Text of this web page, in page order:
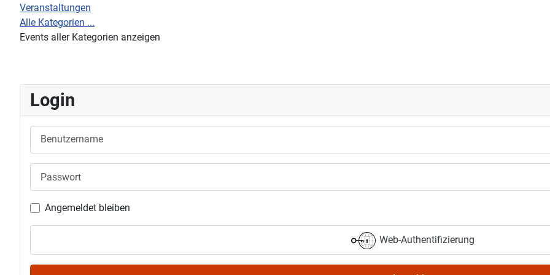
Veranstaltungen
Alle Kategorien ...
Events aller Kategorien anzeigen
Login
Angemeldet bleiben
Web-Authentifizierung